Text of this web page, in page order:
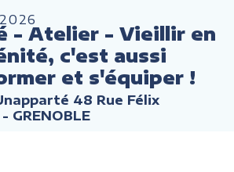
2026
- Atelier - Vieillir en
c'est aussi
et s'équiper !
48 Rue Félix
GRENOBLE